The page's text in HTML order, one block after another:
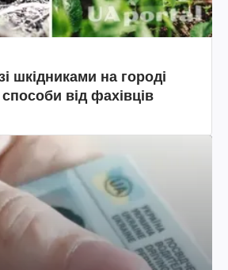
шкідниками на городі
від фахівців